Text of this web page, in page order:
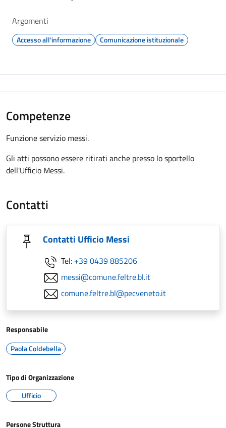
Argomenti
Accesso all'informazione Comunicazione istituzionale
Competenze
Funzione servizio messi.
Gli atti possono essere ritirati anche presso lo sportello
dell'Ufficio Messi.
Contatti
Contatti Ufficio Messi
Tel: +39 0439 885206
messi@comune.feltre.bl.it
comune.feltre.bl@pecveneto.it
Responsabile
Paola Coldebella
Tipo di Organizzazione
Ufficio
Persone Struttura